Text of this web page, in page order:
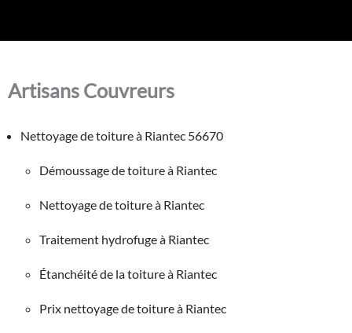
Artisans Couvreurs
Nettoyage de toiture à Riantec 56670
Démoussage de toiture à Riantec
Nettoyage de toiture à Riantec
Traitement hydrofuge à Riantec
Étanchéité de la toiture à Riantec
Prix nettoyage de toiture à Riantec